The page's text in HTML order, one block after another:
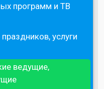
программ и ТВ
услуги
ведущие,